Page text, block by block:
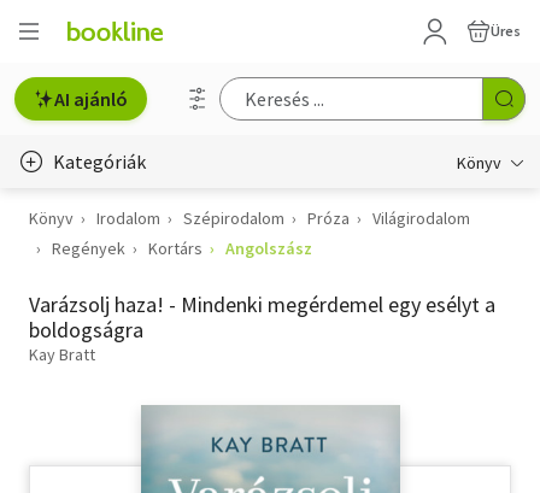
Üres
AI ajánló
Kategóriák Könyv
Életmód, egészség
Gyermek- és ifjúsági
Könyv Irodalom Szépirodalom Próza
Világirodalom
Regények
Kortárs Angolszász
Varázsolj haza! - Mindenki megérdemel egy esélyt a
boldogságra
Kay Bratt